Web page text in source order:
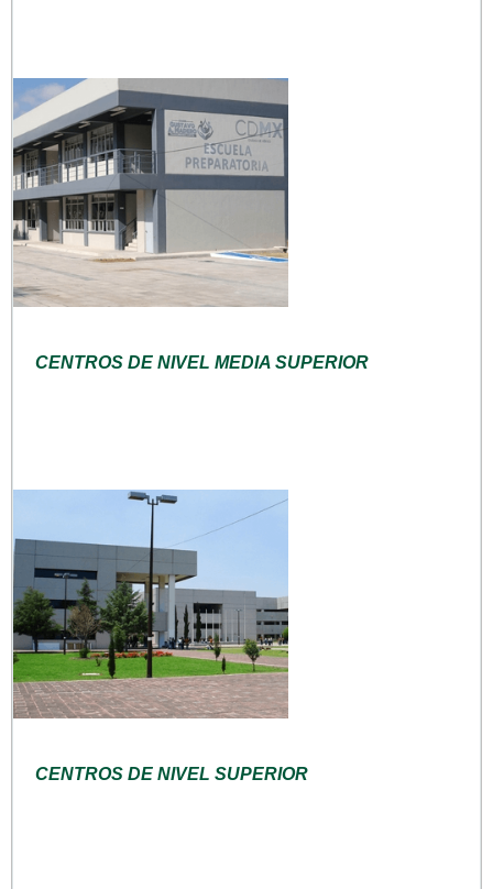
CENTROS DE NIVEL MEDIA SUPERIOR
CENTROS DE NIVEL SUPERIOR